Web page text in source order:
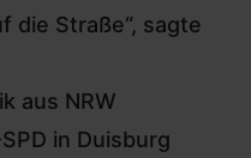
die Straße“, sagte
aus NRW
in Duisburg